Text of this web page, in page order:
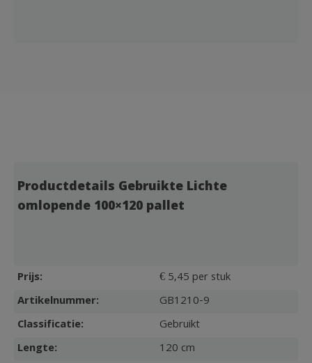
Productdetails Gebruikte Lichte
omlopende 100×120 pallet
Prijs:
€ 5,45 per stuk
Artikelnummer:
GB1210-9
Classificatie:
Gebruikt
Lengte:
120 cm